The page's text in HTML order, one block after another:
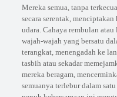
Mereka semua, tanpa
secara serentak,
udara. Cahaya rembulan
wajah-wajah yang bersatu
terangkat, menengadah ke
tasbih atau sekadar
mereka beragam,
semuanya terlebur dalam